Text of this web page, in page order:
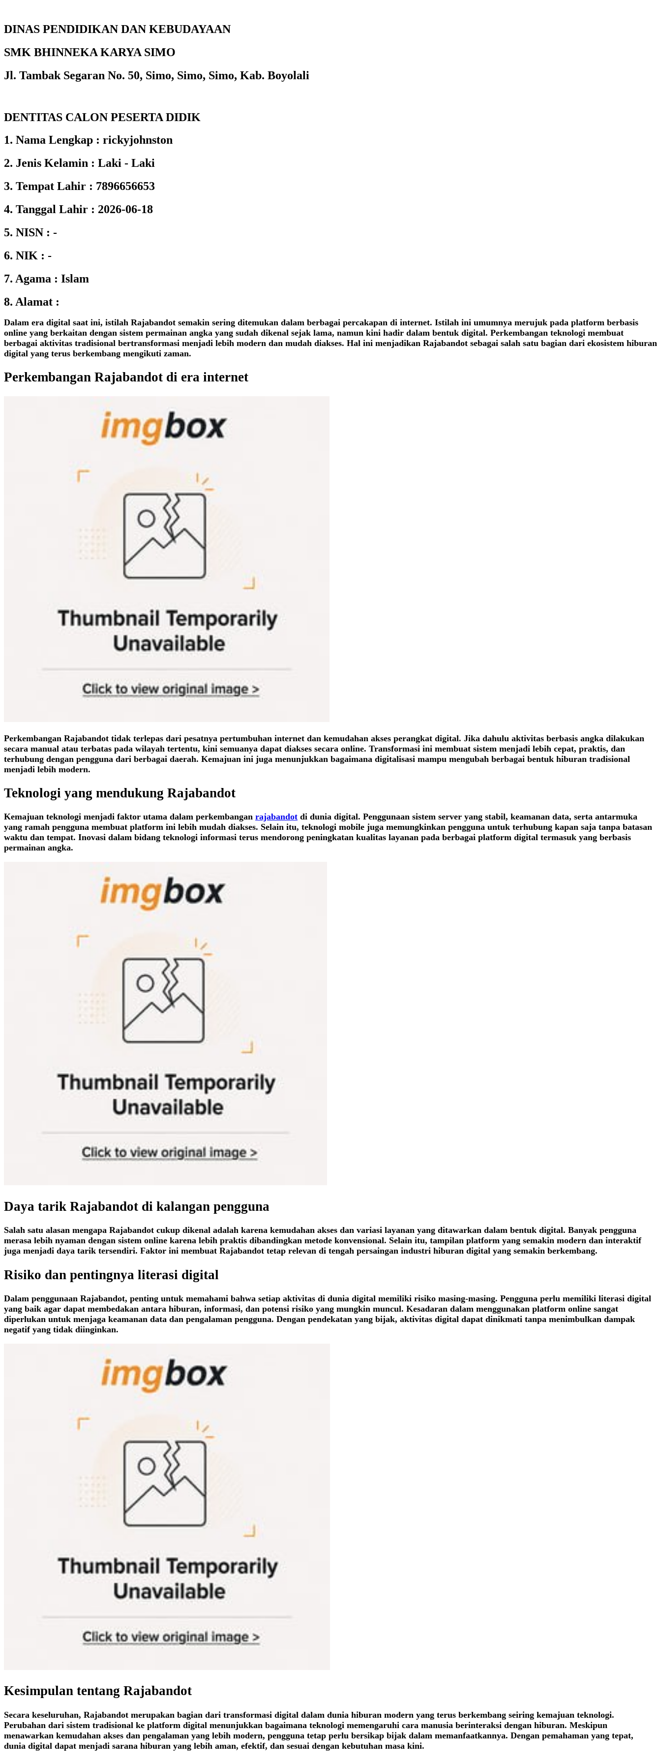
DINAS PENDIDIKAN DAN KEBUDAYAAN
SMK BHINNEKA KARYA SIMO
Jl. Tambak Segaran No. 50, Simo, Simo, Simo, Kab. Boyolali
DENTITAS CALON PESERTA DIDIK
1. Nama Lengkap : rickyjohnston
2. Jenis Kelamin : Laki - Laki
3. Tempat Lahir : 7896656653
4. Tanggal Lahir : 2026-06-18
5. NISN : -
6. NIK : -
7. Agama : Islam
8. Alamat :
Dalam era digital saat ini, istilah Rajabandot semakin sering ditemukan dalam berbagai percakapan di internet. Istilah ini umumnya merujuk pada platform berbasis
online yang berkaitan dengan sistem permainan angka yang sudah dikenal sejak lama, namun kini hadir dalam bentuk digital. Perkembangan teknologi membuat
berbagai aktivitas tradisional bertransformasi menjadi lebih modern dan mudah diakses. Hal ini menjadikan Rajabandot sebagai salah satu bagian dari ekosistem hiburan
digital yang terus berkembang mengikuti zaman.
Perkembangan Rajabandot di era internet
Perkembangan Rajabandot tidak terlepas dari pesatnya pertumbuhan internet dan kemudahan akses perangkat digital. Jika dahulu aktivitas berbasis angka dilakukan
secara manual atau terbatas pada wilayah tertentu, kini semuanya dapat diakses secara online. Transformasi ini membuat sistem menjadi lebih cepat, praktis, dan
terhubung dengan pengguna dari berbagai daerah. Kemajuan ini juga menunjukkan bagaimana digitalisasi mampu mengubah berbagai bentuk hiburan tradisional
menjadi lebih modern.
Teknologi yang mendukung Rajabandot
Kemajuan teknologi menjadi faktor utama dalam perkembangan rajabandot di dunia digital. Penggunaan sistem server yang stabil, keamanan data, serta antarmuka
yang ramah pengguna membuat platform ini lebih mudah diakses. Selain itu, teknologi mobile juga memungkinkan pengguna untuk terhubung kapan saja tanpa batasan
waktu dan tempat. Inovasi dalam bidang teknologi informasi terus mendorong peningkatan kualitas layanan pada berbagai platform digital termasuk yang berbasis
permainan angka.
Daya tarik Rajabandot di kalangan pengguna
Salah satu alasan mengapa Rajabandot cukup dikenal adalah karena kemudahan akses dan variasi layanan yang ditawarkan dalam bentuk digital. Banyak pengguna
merasa lebih nyaman dengan sistem online karena lebih praktis dibandingkan metode konvensional. Selain itu, tampilan platform yang semakin modern dan interaktif
juga menjadi daya tarik tersendiri. Faktor ini membuat Rajabandot tetap relevan di tengah persaingan industri hiburan digital yang semakin berkembang.
Risiko dan pentingnya literasi digital
Dalam penggunaan Rajabandot, penting untuk memahami bahwa setiap aktivitas di dunia digital memiliki risiko masing-masing. Pengguna perlu memiliki literasi digital
yang baik agar dapat membedakan antara hiburan, informasi, dan potensi risiko yang mungkin muncul. Kesadaran dalam menggunakan platform online sangat
diperlukan untuk menjaga keamanan data dan pengalaman pengguna. Dengan pendekatan yang bijak, aktivitas digital dapat dinikmati tanpa menimbulkan dampak
negatif yang tidak diinginkan.
Kesimpulan tentang Rajabandot
Secara keseluruhan, Rajabandot merupakan bagian dari transformasi digital dalam dunia hiburan modern yang terus berkembang seiring kemajuan teknologi.
Perubahan dari sistem tradisional ke platform digital menunjukkan bagaimana teknologi memengaruhi cara manusia berinteraksi dengan hiburan. Meskipun
menawarkan kemudahan akses dan pengalaman yang lebih modern, pengguna tetap perlu bersikap bijak dalam memanfaatkannya. Dengan pemahaman yang tepat,
dunia digital dapat menjadi sarana hiburan yang lebih aman, efektif, dan sesuai dengan kebutuhan masa kini.